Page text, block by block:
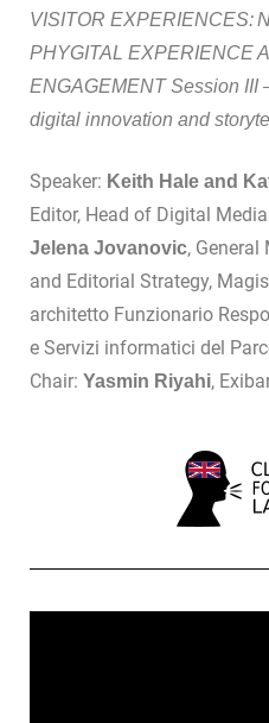
VISITOR EXPERIENCES:
PHYGITAL EXPERIENCE
ENGAGEMENT Session III
digital innovation and
Speaker: Keith Hale and
Editor, Head of Digital
Jelena Jovanovic, General
and Editorial Strategy,
architetto Funzionario
e Servizi informatici del
Chair: Yasmin Riyahi,